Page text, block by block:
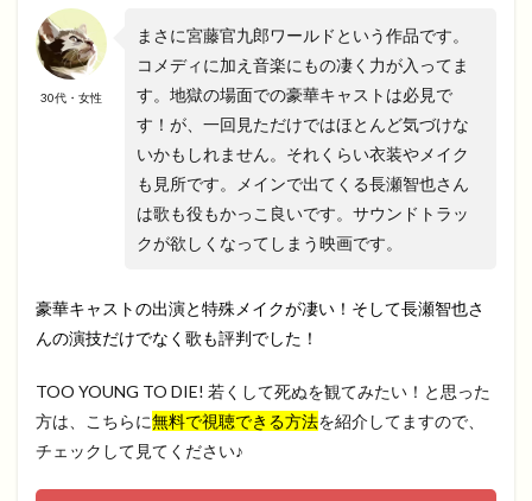
30代・女性
まさに宮藤官九郎ワールドという作品です。
コメディに加え音楽にもの凄く力が入ってま
す。地獄の場面での豪華キャストは必見で
す！が、一回見ただけではほとんど気づけな
いかもしれません。それくらい衣装やメイク
も見所です。メインで出てくる長瀬智也さん
は歌も役もかっこ良いです。サウンドトラッ
クが欲しくなってしまう映画です。
豪華キャストの出演と特殊メイクが凄い！そして長瀬智也さ
んの演技だけでなく歌も評判でした！
TOO YOUNG TO DIE! 若くして死ぬを観てみたい！と思った
方は、こちらに無料で視聴できる方法を紹介してますので、
チェックして見てください♪